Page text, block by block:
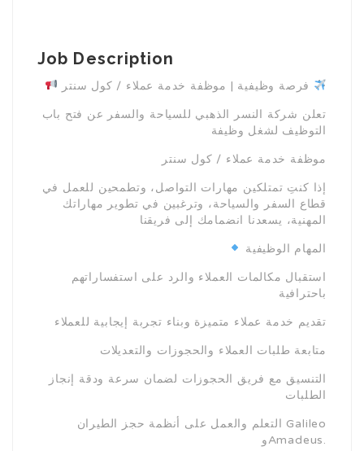
Job Description
تعلن شركة النسر الذهبي للسياحة والسفر عن فتح باب
التوظيف لشغل وظيفة
موظفة خدمة عملاء / كول سنتر
إذا كنتِ تمتلكين مهارات التواصل، وتطمحين للعمل في
قطاع السفر والسياحة، وترغبين في تطوير مهاراتك
المهنية، يسعدنا انضمامك إلى فريقنا
المهام الوظيفية
باحترافية
تقديم خدمة عملاء متميزة وبناء تجربة إيجابية للعملاء
متابعة طلبات العملاء والحجوزات والتعديلات
الطلبات
وAmadeus.